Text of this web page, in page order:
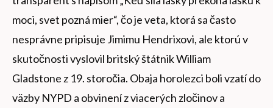
moci, svet pozná mier“, čo je veta, ktorá sa často
nesprávne pripisuje Jimimu Hendrixovi, ale ktorú v
skutočnosti vyslovil britský štátnik William
Gladstone z 19. storočia. Obaja horolezci boli vzatí do
väzby NYPD a obvinení z viacerých zločinov a